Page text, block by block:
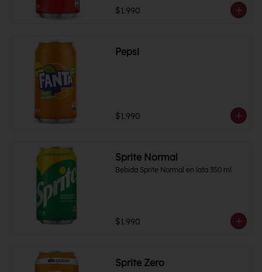
$1.990
Pepsi
$1.990
Sprite Normal
Bebida Sprite Normal en lata 350 ml
$1.990
Sprite Zero